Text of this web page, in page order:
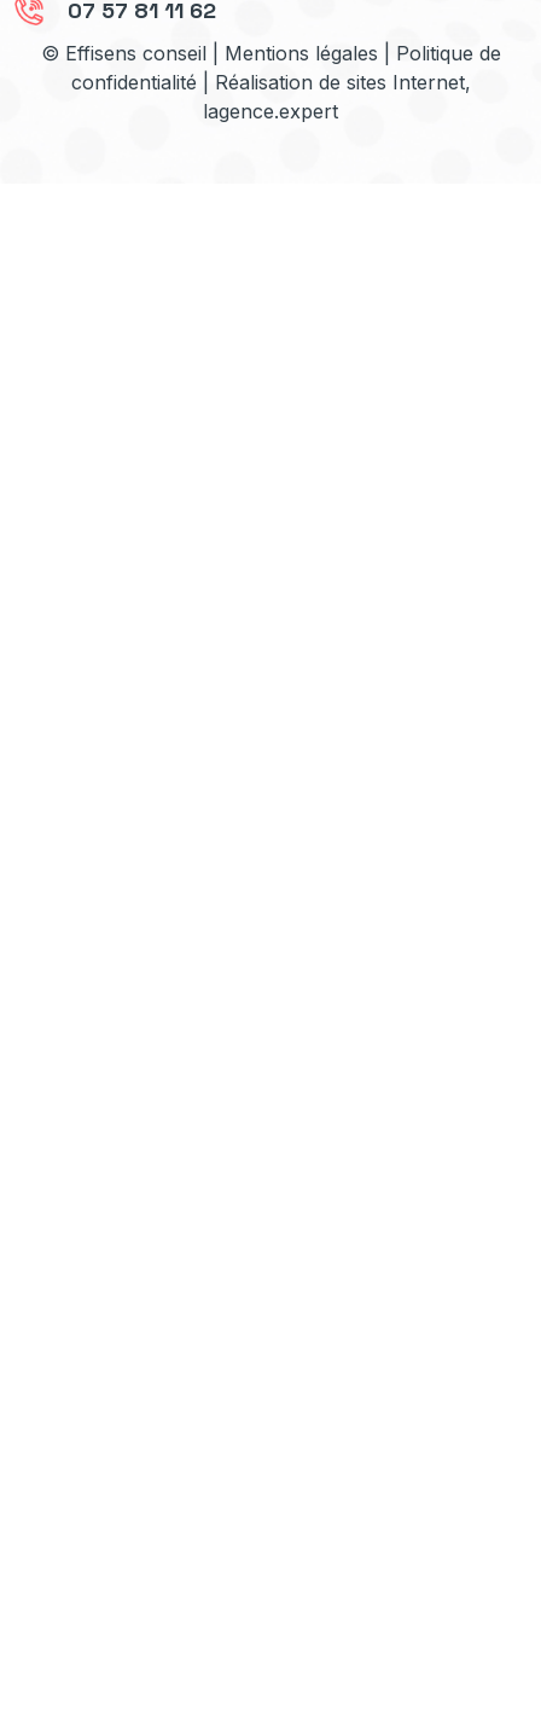
07 57 81 11 62
© Effisens conseil | Mentions légales
Politique de
confidentialité | Réalisation de sites Internet,
lagence.expert